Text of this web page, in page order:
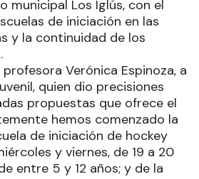
municipal Los Iglús, con el
de iniciación en las
y la continuidad de los
Verónica Espinoza, a
quien dio precisiones
propuestas que ofrece el
hemos comenzado la
de iniciación de hockey
y viernes, de 19 a 20
entre 5 y 12 años; y de la